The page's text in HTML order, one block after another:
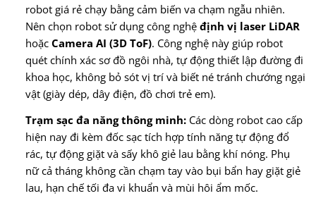
robot giá rẻ chạy bằng cảm biến va chạm ngẫu nhiên.
Nên chọn robot sử dụng công nghệ định vị laser LiDAR
hoặc Camera AI (3D ToF). Công nghệ này giúp robot
quét chính xác sơ đồ ngôi nhà, tự động thiết lập đường đi
khoa học, không bỏ sót vị trí và biết né tránh chướng ngại
vật (giày dép, dây điện, đồ chơi trẻ em).
Trạm sạc đa năng thông minh:Các dòng robot cao cấp
hiện nay đi kèm đốc sạc tích hợp tính năng tự động đổ
rác, tự động giặt và sấy khô giẻ lau bằng khí nóng. Phụ
nữ cả tháng không cần chạm tay vào bụi bẩn hay giặt giẻ
lau, hạn chế tối đa vi khuẩn và mùi hôi ẩm mốc.